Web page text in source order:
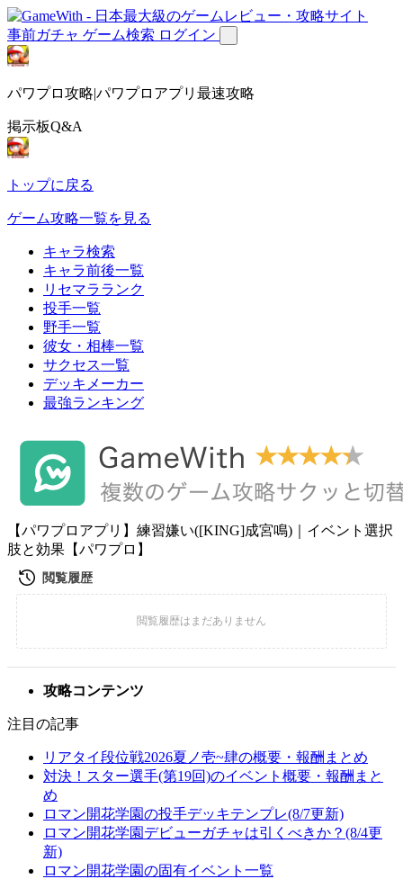
事前ガチャ ゲーム検索 ログイン
パワプロ攻略|パワプロアプリ最速攻略
掲示板Q&A
トップに戻る
ゲーム攻略一覧を見る
キャラ検索
キャラ前後一覧
リセマラランク
投手一覧
野手一覧
彼女・相棒一覧
サクセス一覧
デッキメーカー
最強ランキング
【パワプロアプリ】練習嫌い([KING]成宮鳴)｜イベント選択
肢と効果【パワプロ】
攻略コンテンツ
注目の記事
リアタイ段位戦2026夏ノ壱~肆の概要・報酬まとめ
対決！スター選手(第19回)のイベント概要・報酬まと
め
ロマン開花学園の投手デッキテンプレ(8/7更新)
ロマン開花学園デビューガチャは引くべきか？(8/4更
新)
ロマン開花学園の固有イベント一覧